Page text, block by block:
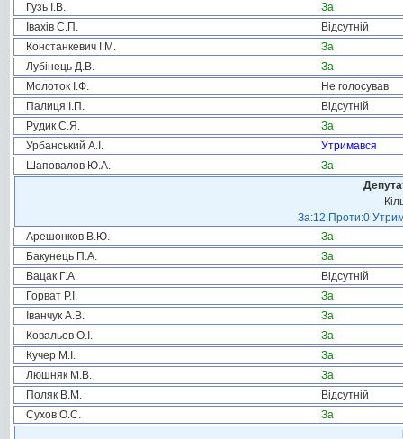
Гузь І.В.
За
Івахів С.П.
Відсутній
Констанкевич І.М.
За
Лубінець Д.В.
За
Молоток І.Ф.
Не голосував
Палиця І.П.
Відсутній
Рудик С.Я.
За
Урбанський А.І.
Утримався
Шаповалов Ю.А.
За
За:12 Проти:0
Арешонков В.Ю.
За
Бакунець П.А.
За
Вацак Г.А.
Відсутній
Горват Р.І.
За
Іванчук А.В.
За
Ковальов О.І.
За
Кучер М.І.
За
Люшняк М.В.
За
Поляк В.М.
Відсутній
Сухов О.С.
За